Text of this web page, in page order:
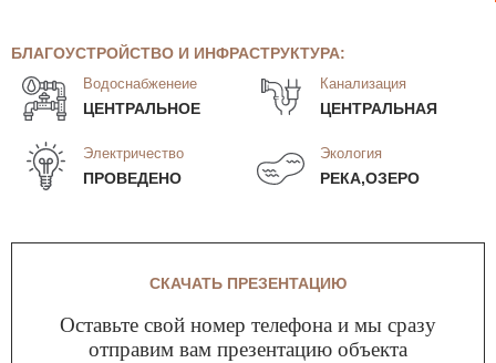
БЛАГОУСТРОЙСТВО И ИНФРАСТРУКТУРА:
Водоснабженеие
ЦЕНТРАЛЬНОЕ
Канализация
ЦЕНТРАЛЬНАЯ
Электричество
ПРОВЕДЕНО
Экология
РЕКА,ОЗЕРО
СКАЧАТЬ ПРЕЗЕНТАЦИЮ
Оставьте свой номер телефона и мы сразу
отправим вам презентацию объекта